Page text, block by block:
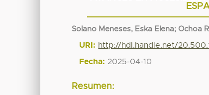
Solano Meneses, Eska Elena; Ochoa
URI: http://hdl.handle.net/
Fecha: 2025-04-10
Resumen: